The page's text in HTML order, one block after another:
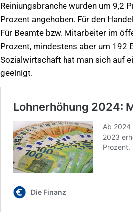
Reiniungsbranche wurden um 9,2
Prozent angehoben. Für den
Für Beamte bzw. Mitarbeiter im
Prozent, mindestens aber um 192
Sozialwirtschaft hat man sich auf
geeinigt.